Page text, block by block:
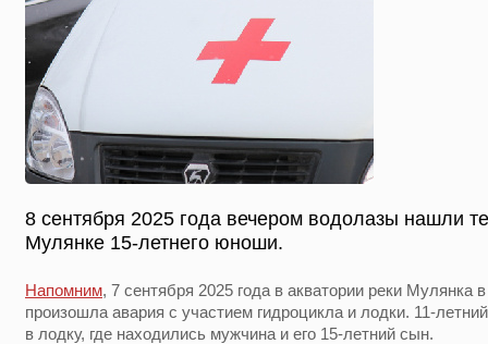
8 сентября 2025 года вечером водолазы нашли
Мулянке 15-летнего юноши.
Напомним, 7 сентября 2025 года в акватории реки Мулянка
произошла авария с участием гидроцикла и лодки. 11-
в лодку, где находились мужчина и его 15-летний сын.